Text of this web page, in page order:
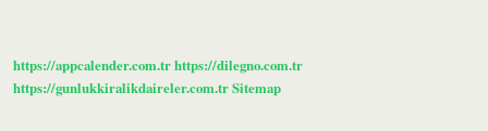
https://appcalender.com.trhttps://dilegno.com.tr
https://gunlukkiralikdaireler.com.trSitemap